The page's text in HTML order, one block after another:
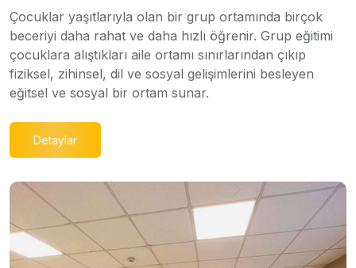
Çocuklar yaşıtlarıyla olan bir grup ortamında birçok
beceriyi daha rahat ve daha hızlı öğrenir. Grup eğitimi
çocuklara alıştıkları aile ortamı sınırlarından çıkıp
fiziksel, zihinsel, dil ve sosyal gelişimlerini besleyen
eğitsel ve sosyal bir ortam sunar.
Detaylar